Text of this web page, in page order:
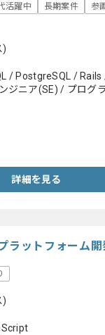
活躍中 長期案件
参
)
/ PostgreSQL /
ジニア(SE) / プログ
詳細を見る
ラットフォーム
)